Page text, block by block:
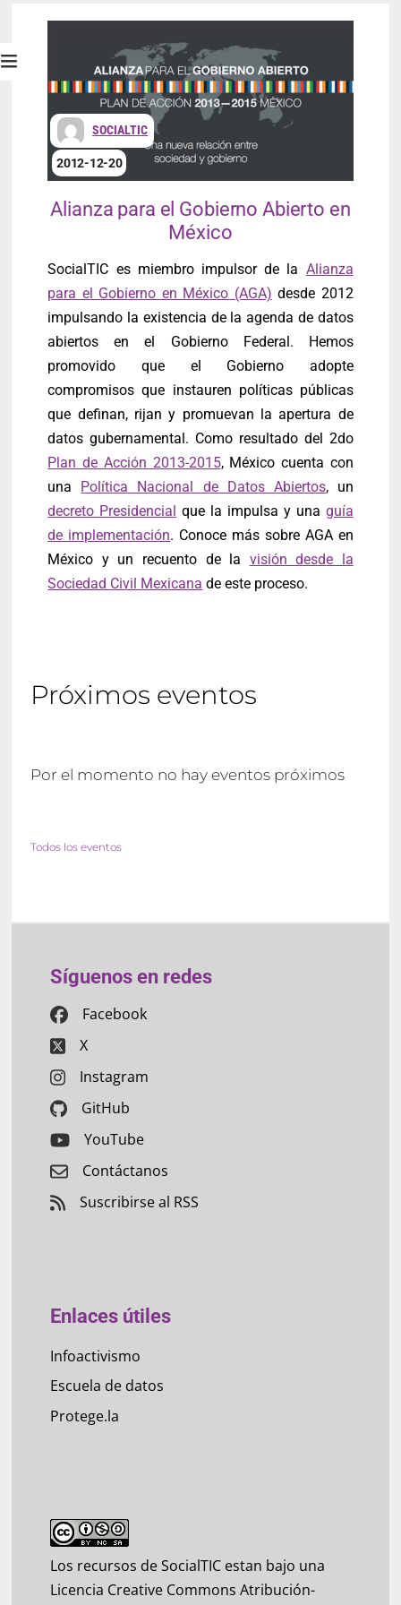
SOCIALTIC
2012-12-20
Alianza para el Gobierno Abierto en
México
SocialTIC es miembro impulsor de la Alianza
para el Gobierno en México (AGA) desde 2012
impulsando la existencia de la agenda de datos
abiertos en el Gobierno Federal. Hemos
promovido que el Gobierno adopte
compromisos que instauren políticas públicas
que definan, rijan y promuevan la apertura de
datos gubernamental. Como resultado del 2do
Plan de Acción 2013-2015, México cuenta con
una Política Nacional de Datos Abiertos, un
decreto Presidencial que la impulsa y una guía
de implementación. Conoce más sobre AGA en
México y un recuento de la visión desde la
Sociedad Civil Mexicana de este proceso.
Próximos eventos
Por el momento no hay eventos próximos
Todos los eventos
Síguenos en redes
Facebook
X
Instagram
GitHub
YouTube
Contáctanos
Suscribirse al RSS
Enlaces útiles
Infoactivismo
Escuela de datos
Protege.la
Los recursos de SocialTIC estan bajo una
Licencia Creative Commons Atribución-